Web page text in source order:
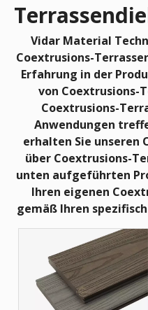
Vidar Material
Coextrusions-
Erfahrung in der
von Coextrusions-
Coextrusions-
Anwendungen
erhalten Sie unseren
über Coextrusions-
unten aufgeführten
Ihren eigenen
gemäß Ihren